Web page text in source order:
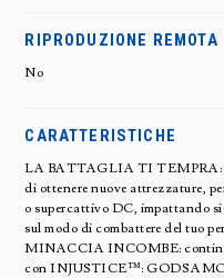
RIPRODUZIONE REMOTA
No
CARATTERISTICHE
LA BATTAGLIA TI TEMPRA:
di ottenere nuove attrezzature,
o supercattivo DC, impattando
sul modo di combattere del tuo
MINACCIA INCOMBE:
con INJUSTICE™: GODS